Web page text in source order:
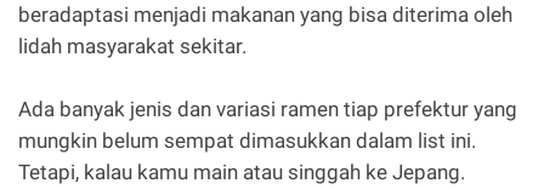
beradaptasi menjadi makanan yang bisa diterima oleh
lidah masyarakat sekitar.
Ada banyak jenis dan variasi ramen tiap prefektur yang
mungkin belum sempat dimasukkan dalam list ini.
Tetapi, kalau kamu main atau singgah ke Jepang.